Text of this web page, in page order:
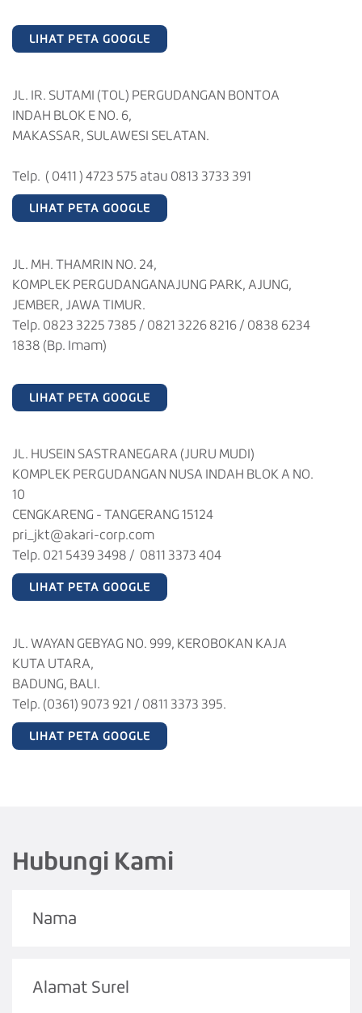
LIHAT PETA GOOGLE
JL. IR. SUTAMI (TOL) PERGUDANGAN BONTOA
INDAH BLOK E NO. 6,
MAKASSAR, SULAWESI SELATAN.
Telp. ( 0411 ) 4723 575 atau 0813 3733 391
LIHAT PETA GOOGLE
JL. MH. THAMRIN NO. 24,
KOMPLEK PERGUDANGANAJUNG PARK, AJUNG,
JEMBER, JAWA TIMUR.
Telp. 0823 3225 7385 / 0821 3226 8216 / 0838 6234
1838 (Bp. Imam)
LIHAT PETA GOOGLE
JL. HUSEIN SASTRANEGARA (JURU MUDI)
KOMPLEK PERGUDANGAN NUSA INDAH BLOK A NO.
10
CENGKARENG - TANGERANG 15124
pri_jkt@akari-corp.com
Telp. 021 5439 3498 / 0811 3373 404
LIHAT PETA GOOGLE
JL. WAYAN GEBYAG NO. 999, KEROBOKAN KAJA
KUTA UTARA,
BADUNG, BALI.
Telp. (0361) 9073 921 / 0811 3373 395.
LIHAT PETA GOOGLE
Hubungi Kami